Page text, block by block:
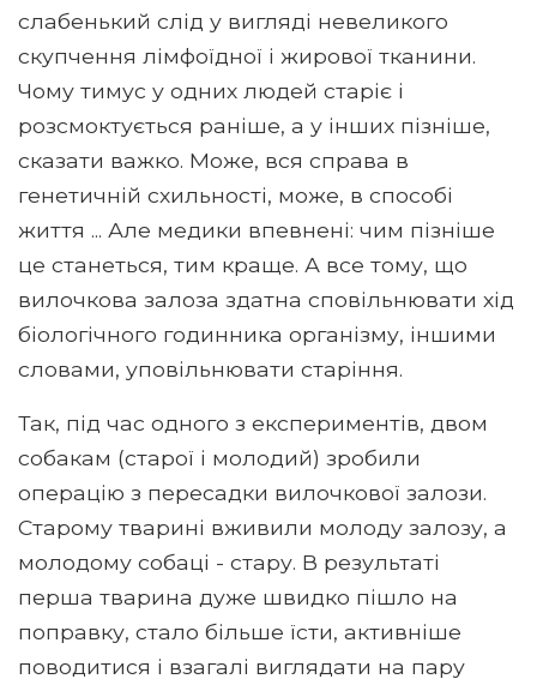
слабенький слід у вигляді невеликого
скупчення лімфоїдної і жирової тканини.
Чому тимус у одних людей старіє і
розсмоктується раніше, а у інших пізніше,
сказати важко. Може, вся справа в
генетичній схильності, може, в способі
життя ... Але медики впевнені: чим пізніше
це станеться, тим краще. А все тому, що
вилочкова залоза здатна сповільнювати хід
біологічного годинника організму, іншими
словами, уповільнювати старіння.
Так, під час одного з експериментів, двом
собакам (старої і молодий) зробили
операцію з пересадки вилочкової залози.
Старому тварині вживили молоду залозу, а
молодому собаці - стару. В результаті
перша тварина дуже швидко пішло на
поправку, стало більше їсти, активніше
поводитися і взагалі виглядати на пару